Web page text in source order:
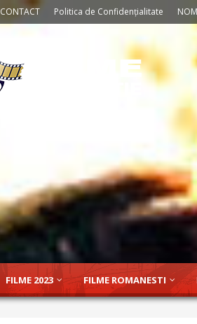
CONTACT Politica de Confidențialitate
FILME 2023 FILME ROMANESTI